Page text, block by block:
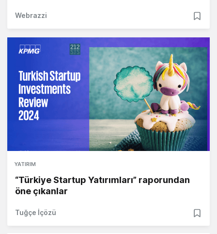
Webrazzi
YATIRIM
“Türkiye Startup Yatırımları” raporundan
öne çıkanlar
Tuğçe İçözü